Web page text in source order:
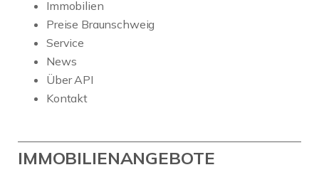
Immobilien
Preise Braunschweig
Service
News
Über API
Kontakt
IMMOBILIENANGEBOTE